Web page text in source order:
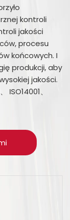
kontroli
jakości
procesu
końcowych. I
produkcji, aby
jakości.
、